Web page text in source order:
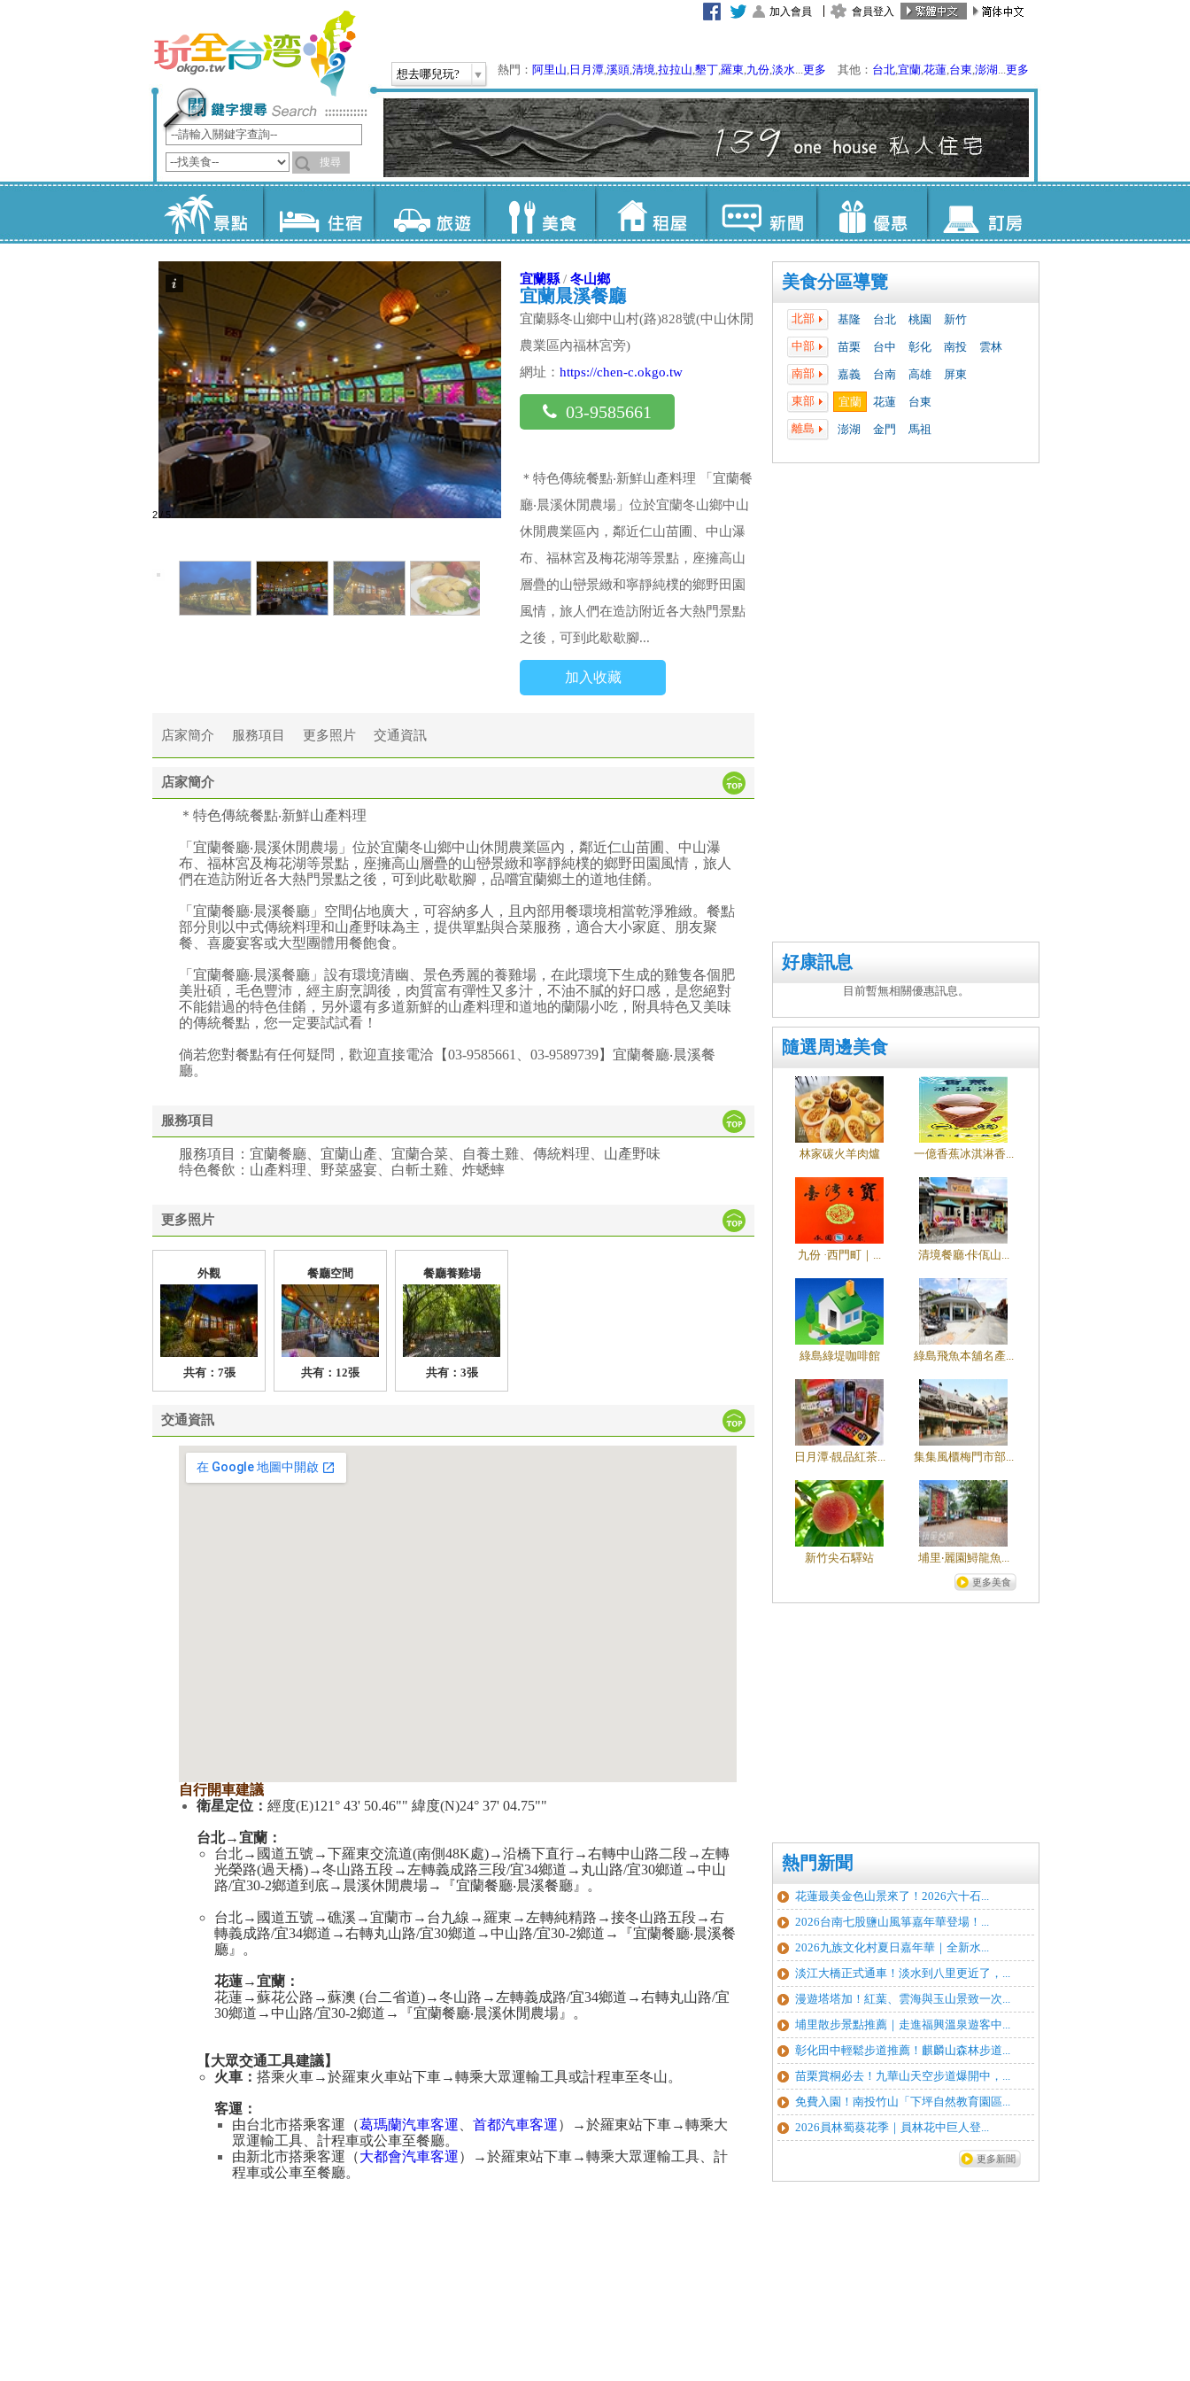
加入會員 會員登入
想去哪兒玩? 熱門： 阿里山, 日月潭,溪頭,清境,拉拉山,墾丁,羅東,九份,淡水...更多 其他： 台北,宜蘭,花蓮,台東,澎湖...更多
美食分區導覽
北部 基隆 台北 桃園
新竹
中部
苗栗 台中 彰化 南投
雲林
南部
嘉義 台南 高雄
屏東
東部
宜蘭 花蓮
台東
離島
澎湖 金門 馬祖
好康訊息
目前暫無相關優惠訊息。
隨選周邊美食
林家碳火羊肉爐 一億香蕉冰淇淋香...
九份 ·西門町｜... 清境餐廳‧佧佤山...
綠島綠堤咖啡館 綠島飛魚本舖名產...
日月潭‧靚品紅茶... 集集風櫃梅門市部...
新竹尖石驛站 埔里‧麗園鱘龍魚...
更多美食
熱門新聞
花蓮最美金色山景來了！2026六十石...
2026台南七股鹽山風箏嘉年華登場！...
2026九族文化村夏日嘉年華｜全新水...
淡江大橋正式通車！淡水到八里更近了，...
漫遊塔塔加！紅葉、雲海與玉山景致一次...
埔里散步景點推薦｜走進福興溫泉遊客中...
彰化田中輕鬆步道推薦！麒麟山森林步道...
苗栗賞桐必去！九華山天空步道爆開中，...
免費入園！南投竹山「下坪自然教育園區...
2026員林蜀葵花季｜員林花中巨人登...
更多新聞
2 / 5
宜蘭縣/ 冬山鄉
宜蘭晨溪餐廳
宜蘭縣冬山鄉中山村(路)828號(中山休閒
農業區內福林宮旁)
網址： https://chen-c.okgo.tw
03-9585661
＊特色傳統餐點‧新鮮山產料理 「宜蘭餐
廳‧晨溪休閒農場」位於宜蘭冬山鄉中山
休閒農業區內，鄰近仁山苗圃、中山瀑
布、福林宮及梅花湖等景點，座擁高山
層疊的山巒景緻和寧靜純樸的鄉野田園
風情，旅人們在造訪附近各大熱門景點
之後，可到此歇歇腳...
加入收藏
店家簡介 服務項目 更多照片 交通資訊
店家簡介
＊特色傳統餐點‧新鮮山產料理
「宜蘭餐廳‧晨溪休閒農場」位於宜蘭冬山鄉中山休閒農業區內，鄰近仁山苗圃、中山瀑
布、福林宮及梅花湖等景點，座擁高山層疊的山巒景緻和寧靜純樸的鄉野田園風情，旅人
們在造訪附近各大熱門景點之後，可到此歇歇腳，品嚐宜蘭鄉土的道地佳餚。
「宜蘭餐廳‧晨溪餐廳」空間佔地廣大，可容納多人，且內部用餐環境相當乾淨雅緻。餐點
部分則以中式傳統料理和山產野味為主，提供單點與合菜服務，適合大小家庭、朋友聚
餐、喜慶宴客或大型團體用餐飽食。
「宜蘭餐廳‧晨溪餐廳」設有環境清幽、景色秀麗的養雞場，在此環境下生成的雞隻各個肥
美壯碩，毛色豐沛，經主廚烹調後，肉質富有彈性又多汁，不油不膩的好口感，是您絕對
不能錯過的特色佳餚，另外還有多道新鮮的山產料理和道地的蘭陽小吃，附具特色又美味
的傳統餐點，您一定要試試看！
倘若您對餐點有任何疑問，歡迎直接電洽【03-9585661、03-9589739】宜蘭餐廳‧晨溪餐
廳。
服務項目
服務項目：宜蘭餐廳、宜蘭山產、宜蘭合菜、自養土雞、傳統料理、山產野味
特色餐飲：山產料理、野菜盛宴、白斬土雞、炸蟋蟀
更多照片
外觀
共有：7張
餐廳空間
共有：12張
餐廳養雞場
共有：3張
交通資訊
自行開車建議
衛星定位： 經度(E)121° 43' 50.46"" 緯度(N)24° 37' 04.75""
台北→宜蘭：
台北→國道五號→下羅東交流道(南側48K處)→沿橋下直行→右轉中山路二段→左轉
光榮路(過天橋)→冬山路五段→左轉義成路三段/宜34鄉道→丸山路/宜30鄉道→中山
路/宜30-2鄉道到底→晨溪休閒農場→『宜蘭餐廳‧晨溪餐廳』。
台北→國道五號→礁溪→宜蘭市→台九線→羅東→左轉純精路→接冬山路五段→右
轉義成路/宜34鄉道→右轉丸山路/宜30鄉道→中山路/宜30-2鄉道→『宜蘭餐廳‧晨溪餐
廳』。
花蓮→宜蘭：
花蓮→蘇花公路→蘇澳 (台二省道)→冬山路→左轉義成路/宜34鄉道→右轉丸山路/宜
30鄉道→中山路/宜30-2鄉道→『宜蘭餐廳‧晨溪休閒農場』。
【大眾交通工具建議】
火車： 搭乘火車→於羅東火車站下車→轉乘大眾運輸工具或計程車至冬山。
客運：
由台北市搭乘客運（葛瑪蘭汽車客運 首都汽車客運）→於羅東站下車→轉乘大
眾運輸工具、計程車或公車至餐廳。
由新北市搭乘客運（大都會汽車客運）→於羅東站下車→轉乘大眾運輸工具、計
程車或公車至餐廳。